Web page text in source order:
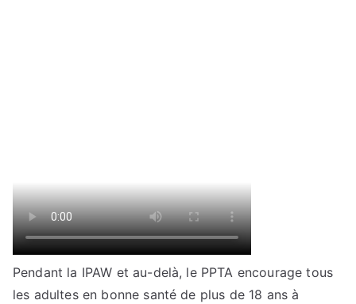
Pendant la IPAW et au-delà, le PPTA encourage tous
les adultes en bonne santé de plus de 18 ans à